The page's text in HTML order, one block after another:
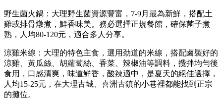
野生菌火鍋：大理野生菌資源豐富，7-9月最為新鮮，搭配土
雞或排骨燉煮，鮮香味美。務必選擇正規餐館，確保菌子煮
熟，人均80-120元，適合多人分享。
涼雞米線：大理的特色主食，選用劲道的米線，搭配鹵製好的
涼雞、黃瓜絲、胡蘿蔔絲、香菜、辣椒油等調料，攪拌均勻後
食用，口感清爽，味道鮮香，酸辣適中，是夏天的絕佳選擇，
人均15-25元，在大理古城、喜洲古鎮的小巷裡都能找到正宗
的攤位。